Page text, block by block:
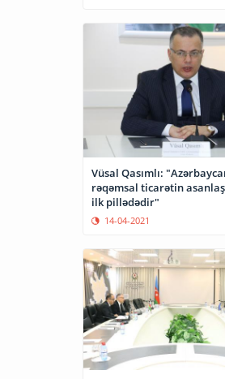
Vüsal Qasımlı:
rəqəmsal ticarətin
ilk pillədədir"
14-04-2021